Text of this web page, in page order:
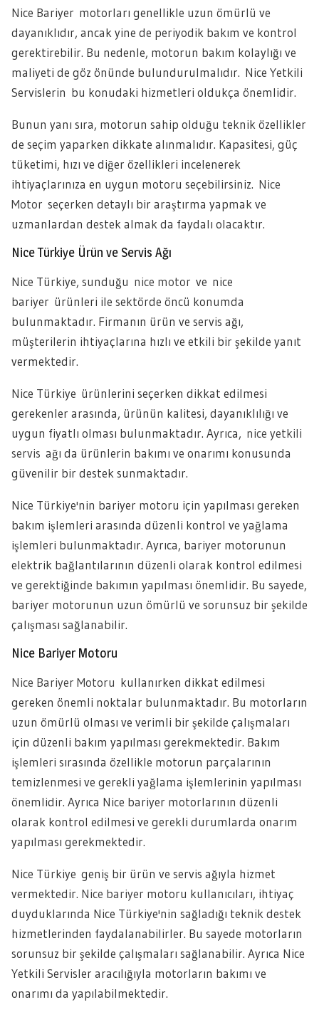
Nice Bariyer motorları genellikle uzun ömürlü ve
dayanıklıdır, ancak yine de periyodik bakım ve kontrol
gerektirebilir. Bu nedenle, motorun bakım kolaylığı ve
maliyeti de göz önünde bulundurulmalıdır. Nice Yetkili
Servislerin bu konudaki hizmetleri oldukça önemlidir.
Bunun yanı sıra, motorun sahip olduğu teknik özellikler
de seçim yaparken dikkate alınmalıdır. Kapasitesi, güç
tüketimi, hızı ve diğer özellikleri incelenerek
ihtiyaçlarınıza en uygun motoru seçebilirsiniz. Nice
Motor seçerken detaylı bir araştırma yapmak ve
uzmanlardan destek almak da faydalı olacaktır.
Nice Türkiye Ürün ve Servis Ağı
Nice Türkiye, sunduğu nice motor ve nice
bariyer ürünleri ile sektörde öncü konumda
bulunmaktadır. Firmanın ürün ve servis ağı,
müşterilerin ihtiyaçlarına hızlı ve etkili bir şekilde yanıt
vermektedir.
Nice Türkiye ürünlerini seçerken dikkat edilmesi
gerekenler arasında, ürünün kalitesi, dayanıklılığı ve
uygun fiyatlı olması bulunmaktadır. Ayrıca, nice yetkili
servis ağı da ürünlerin bakımı ve onarımı konusunda
güvenilir bir destek sunmaktadır.
Nice Türkiye'nin bariyer motoru için yapılması gereken
bakım işlemleri arasında düzenli kontrol ve yağlama
işlemleri bulunmaktadır. Ayrıca, bariyer motorunun
elektrik bağlantılarının düzenli olarak kontrol edilmesi
ve gerektiğinde bakımın yapılması önemlidir. Bu sayede,
bariyer motorunun uzun ömürlü ve sorunsuz bir şekilde
çalışması sağlanabilir.
Nice Bariyer Motoru
Nice Bariyer Motoru kullanırken dikkat edilmesi
gereken önemli noktalar bulunmaktadır. Bu motorların
uzun ömürlü olması ve verimli bir şekilde çalışmaları
için düzenli bakım yapılması gerekmektedir. Bakım
işlemleri sırasında özellikle motorun parçalarının
temizlenmesi ve gerekli yağlama işlemlerinin yapılması
önemlidir. Ayrıca Nice bariyer motorlarının düzenli
olarak kontrol edilmesi ve gerekli durumlarda onarım
yapılması gerekmektedir.
Nice Türkiye geniş bir ürün ve servis ağıyla hizmet
vermektedir. Nice bariyer motoru kullanıcıları, ihtiyaç
duyduklarında Nice Türkiye'nin sağladığı teknik destek
hizmetlerinden faydalanabilirler. Bu sayede motorların
sorunsuz bir şekilde çalışmaları sağlanabilir. Ayrıca Nice
Yetkili Servisler aracılığıyla motorların bakımı ve
onarımı da yapılabilmektedir.